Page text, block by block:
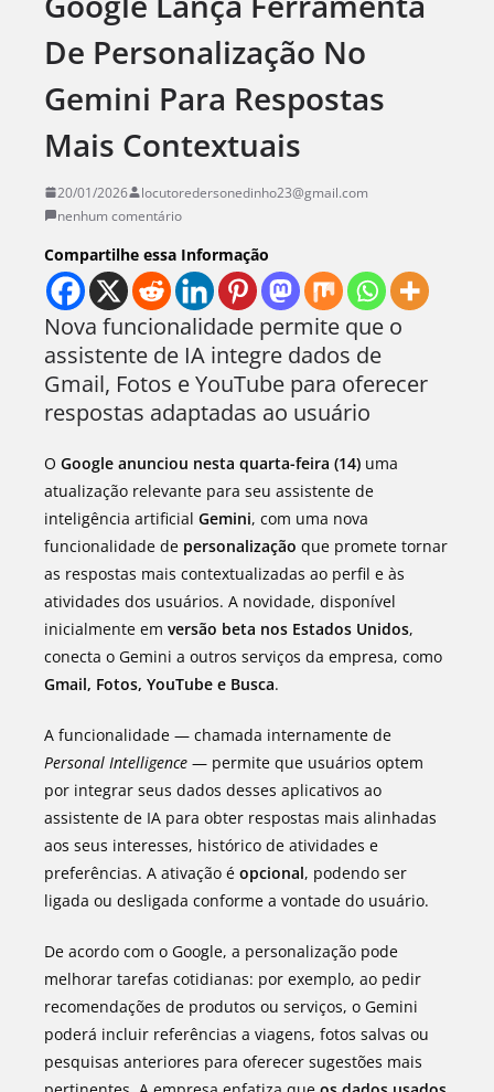
De Personalização No
Gemini Para Respostas
Mais Contextuais
20/01/2026
locutoredersonedinho23@gmail.com
nenhum comentário
Compartilhe essa Informação
Nova funcionalidade permite que o
assistente de IA integre dados de
Gmail, Fotos e YouTube para oferecer
respostas adaptadas ao usuário
O Google anunciou nesta quarta-feira (14) uma
atualização relevante para seu assistente de
inteligência artificial Gemini, com uma nova
funcionalidade de personalização que promete tornar
as respostas mais contextualizadas ao perfil e às
atividades dos usuários. A novidade, disponível
inicialmente em versão beta nos Estados Unidos,
conecta o Gemini a outros serviços da empresa, como
Gmail, Fotos, YouTube e Busca.
A funcionalidade — chamada internamente de
Personal Intelligence — permite que usuários optem
por integrar seus dados desses aplicativos ao
assistente de IA para obter respostas mais alinhadas
aos seus interesses, histórico de atividades e
preferências. A ativação é opcional, podendo ser
ligada ou desligada conforme a vontade do usuário.
De acordo com o Google, a personalização pode
melhorar tarefas cotidianas: por exemplo, ao pedir
recomendações de produtos ou serviços, o Gemini
poderá incluir referências a viagens, fotos salvas ou
pesquisas anteriores para oferecer sugestões mais